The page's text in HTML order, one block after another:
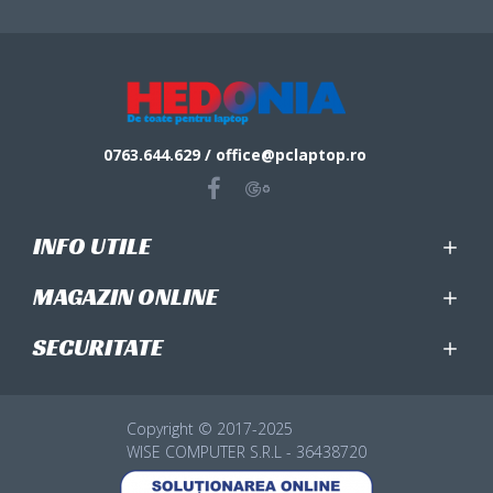
0763.644.629 / office@pclaptop.ro
INFO UTILE
MAGAZIN ONLINE
SECURITATE
Copyright © 2017-2025
WISE COMPUTER S.R.L - 36438720